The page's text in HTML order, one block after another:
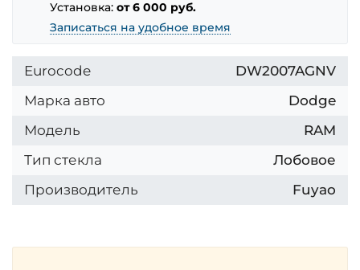
Установка:от 6 000 руб.
Записаться на удобное время
Eurocode
DW2007AGNV
Марка авто
Dodge
Модель
RAM
Тип стекла
Лобовое
Производитель
Fuyao